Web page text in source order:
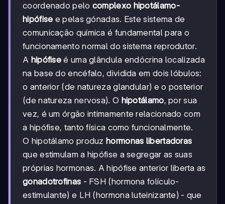
coordenado pelo complexo hipotálamo-
hipófise e pelas gónadas. Este sistema de
comunicação química é fundamental para o
funcionamento normal do sistema reprodutor.
A hipófise é uma glândula endócrina localizada
na base do encéfalo, dividida em dois lóbulos:
o anterior (de natureza glandular) e o posterior
(de natureza nervosa). O hipotálamo, por sua
vez, é um órgão intimamente relacionado com
a hipófise, tanto física como funcionalmente.
O hipotálamo produz hormonas libertadoras
que estimulam a hipófise a segregar as suas
próprias hormonas. A hipófise anterior liberta as
gonadotrofinas - FSH (hormona folículo-
estimulante) e LH (hormona luteinizante) - que